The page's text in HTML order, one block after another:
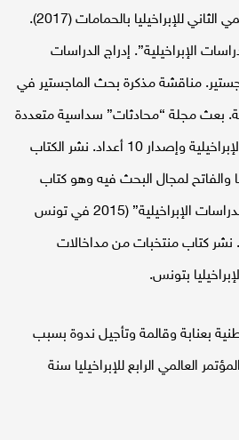
دراسية. تنظيم المؤتمر العالمي الثاني للإبراخيليا بالحمامات (2017).
الإبراخيلية”. إدراج الدراسات
مناقشة مذكرة بحث الماجستير في
بعث مجلة “محادثات” سداسية متعددة
اللغات للبحوث والدراسات الإبراخيلية وإصدار 10 أعداد. نشر الكتاب
والفاتح لمجال البحث فيه وهو كتاب
“عودة سقراط. مدخل إلى الدراسات الإبراخيلية” (2015 في تونس
ثانية بباريس 2017). نشر كتاب منتخبات من مداخالات
بتونس.
بعنابة وقالمة وتأجيل ندوة بسبب
العالمي الرابع للإبراخيليا سنة